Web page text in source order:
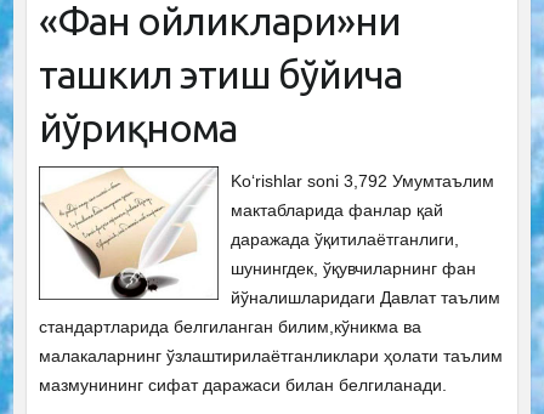
«Фан ойликлари»ни
ташкил этиш бўйича
йўриқнома
Ko‘rishlar soni 3,792 Умумтаълим
мактабларида фанлар қай
даражада ўқитилаётганлиги,
шунингдек, ўқувчиларнинг фан
йўналишларидаги Давлат таълим
стандартларида белгиланган билим,кўникма ва
малакаларнинг ўзлаштирилаётганликлари ҳолати таълим
мазмунининг сифат даражаси билан белгиланади.